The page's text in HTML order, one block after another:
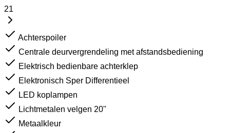
21
Achterspoiler
Centrale deurvergrendeling met afstandsbediening
Elektrisch bedienbare achterklep
Elektronisch Sper Differentieel
LED koplampen
Lichtmetalen velgen 20"
Metaalkleur